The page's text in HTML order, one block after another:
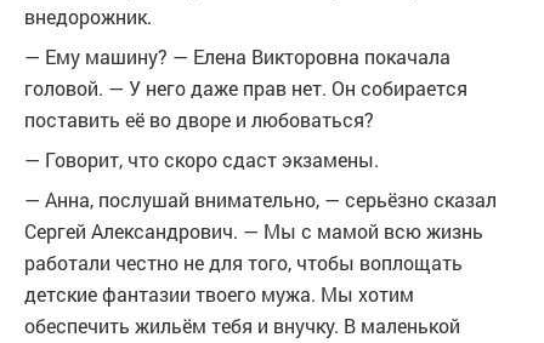
внедорожник.
— Ему машину? — Елена Викторовна покачала
головой. — У него даже прав нет. Он собирается
поставить её во дворе и любоваться?
— Говорит, что скоро сдаст экзамены.
— Анна, послушай внимательно, — серьёзно сказал
Сергей Александрович. — Мы с мамой всю жизнь
работали честно не для того, чтобы воплощать
детские фантазии твоего мужа. Мы хотим
обеспечить жильём тебя и внучку. В маленькой